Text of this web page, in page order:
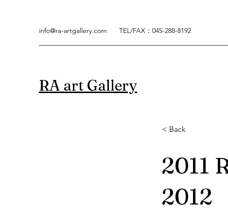
info@ra-artgallery.com TEL/FAX：045-288-8192
RA art Gallery
< Back
2011
2012